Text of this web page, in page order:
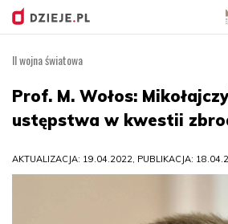
treści
II wojna światowa
Prof. M. Wołos:
ustępstwa w kwestii
AKTUALIZACJA: 19.04.2022, PUBLIKACJA: